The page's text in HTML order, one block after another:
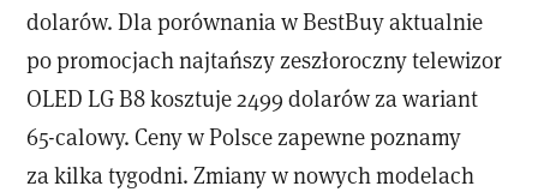
dolarów. Dla porównania w BestBuy aktualnie
po promocjach najtańszy zeszłoroczny telewizor
OLED LG B8 kosztuje 2499 dolarów za wariant
65-calowy. Ceny w Polsce zapewne poznamy
za kilka tygodni. Zmiany w nowych modelach